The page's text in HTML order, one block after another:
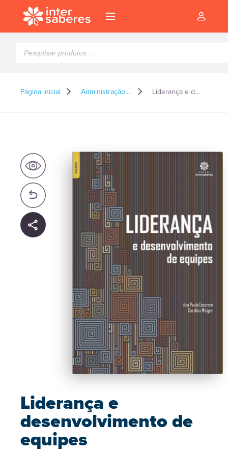
produtos
Página inicial Administração e Gestão Liderança e desenvolvimento de equipes
Liderança e
desenvolvimento de
equipes